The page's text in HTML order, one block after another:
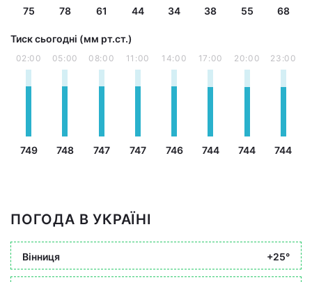
75 78 61 44 34 38 55 68
Тиск сьогодні (мм рт.ст.)
02:00
749
05:00
748
08:00
747
11:00
747
14:00
746
17:00
744
20:00
744
23:00
744
ПОГОДА В УКРАЇНІ
Вінниця +25°